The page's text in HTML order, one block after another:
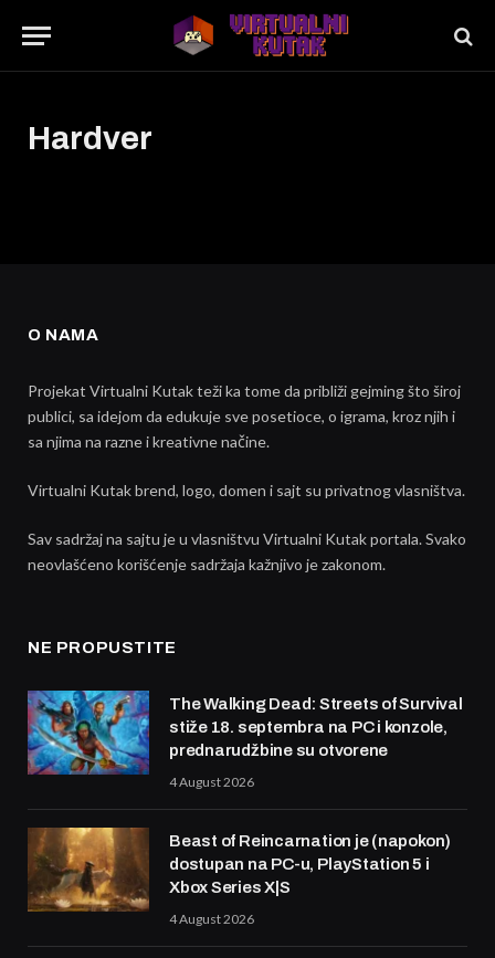
Hardver
O NAMA
Projekat Virtualni Kutak teži ka tome da približi gejming što široj
publici, sa idejom da edukuje sve posetioce, o igrama, kroz njih i
sa njima na razne i kreativne načine.
Virtualni Kutak brend, logo, domen i sajt su privatnog vlasništva.
Sav sadržaj na sajtu je u vlasništvu Virtualni Kutak portala. Svako
neovlašćeno korišćenje sadržaja kažnjivo je zakonom.
NE PROPUSTITE
The Walking Dead: Streets of Survival
stiže 18. septembra na PC i konzole,
prednarudžbine su otvorene
4 August 2026
Beast of Reincarnation je (napokon)
dostupan na PC-u, PlayStation 5 i
Xbox Series X|S
4 August 2026